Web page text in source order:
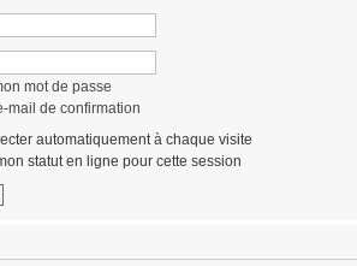
mot de passe
mail de confirmation
automatiquement à chaque visite
statut en ligne pour cette session